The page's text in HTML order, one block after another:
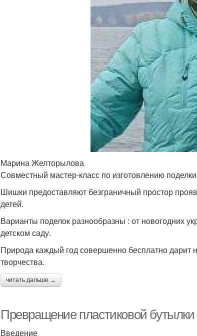
Марина Желторылова
Совместный мастер-класс по изготовлению
Шишки предоставляют безграничный простор
детей.
Варианты поделок разнообразны : от новогодних
детском саду.
Природа каждый год совершенно бесплатно
творчества.
читать дальше →
Превращение пластиковой бутылки
Введение